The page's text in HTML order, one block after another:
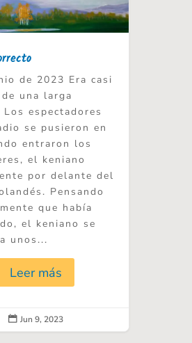
de 2023 Era casi
una larga
Los espectadores
se pusieron en
entraron los
el keniano
por delante del
Pensando
que había
el keniano se
unos...
Leer más
 Jun 9, 2023